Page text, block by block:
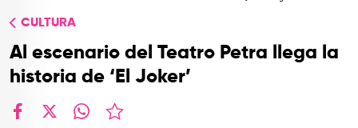
CONTACTO
CULTURA
Al escenario del Teatro Petra llega la
historia de ‘El Joker’